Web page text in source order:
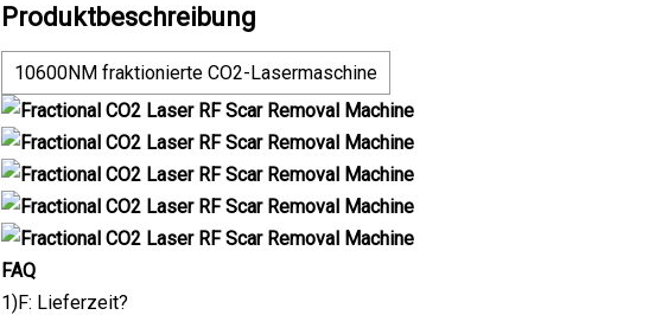
Produktbeschreibung
10600NM fraktionierte CO2-Lasermaschine
FAQ
1)F: Lieferzeit?